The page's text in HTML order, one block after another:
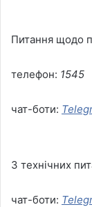
Питання щодо
телефон: 1545
чат-боти:
З технічних
чат-боти: